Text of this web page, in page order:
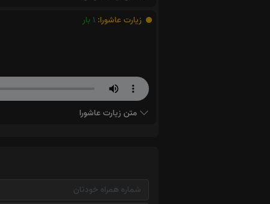
زیارت عاشورا: 1 بار
متن زیارت عاشورا